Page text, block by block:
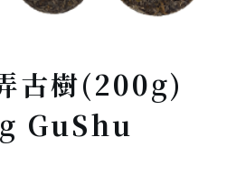
古樹(200g)
GuShu